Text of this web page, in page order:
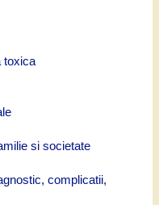
toxica
si societate
complicatii,